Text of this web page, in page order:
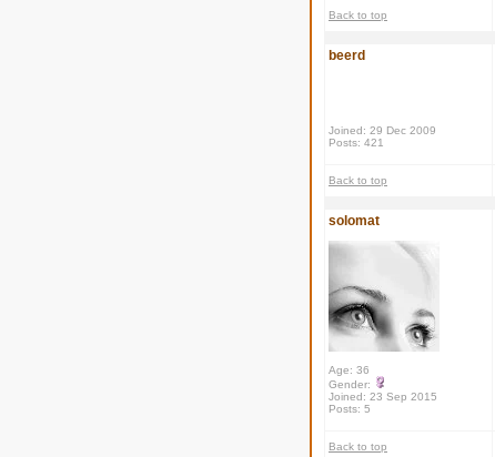
Back to top
beerd
Joined: 29 Dec 2009
Posts: 421
Back to top
solomat
Age: 36
Gender:
Joined: 23 Sep 2015
Posts: 5
Back to top